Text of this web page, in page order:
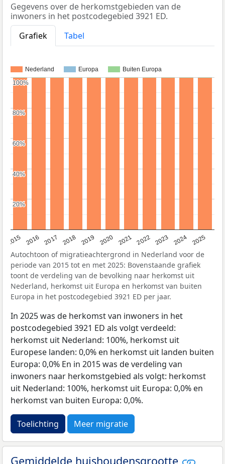
Gegevens over de herkomstgebieden van de
inwoners in het postcodegebied 3921 ED.
Grafiek
Tabel
Nederland Europa Buiten Europa
2015 2016 2017 2018 2019 2020 2021 2022 2023 2024 2025
20%
20%
40%
40%
60%
60%
80%
80%
100%
100%
Autochtoon of migratieachtergrond in Nederland voor de
periode van 2015 tot en met 2025: Bovenstaande grafiek
toont de verdeling van de bevolking naar herkomst uit
Nederland, herkomst uit Europa en herkomst van buiten
Europa in het postcodegebied 3921 ED per jaar.
In 2025 was de herkomst van inwoners in het
postcodegebied 3921 ED als volgt verdeeld:
herkomst uit Nederland: 100%, herkomst uit
Europese landen: 0,0% en herkomst uit landen buiten
Europa: 0,0% En in 2015 was de verdeling van
inwoners naar herkomstgebied als volgt: herkomst
uit Nederland: 100%, herkomst uit Europa: 0,0% en
herkomst van buiten Europa: 0,0%.
Toelichting Meer migratie
Gemiddelde huishoudensgrootte